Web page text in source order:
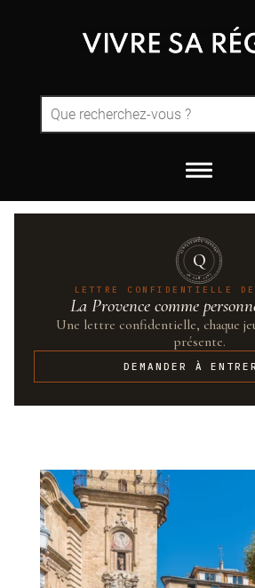
QUINTESSENCE·PROVENCE
UN·SUR·CENT
Q
LETTRE CONFIDENTIELLE DE
La Provence comme
Une lettre confidentielle, chaque
présente.
DEMANDER À